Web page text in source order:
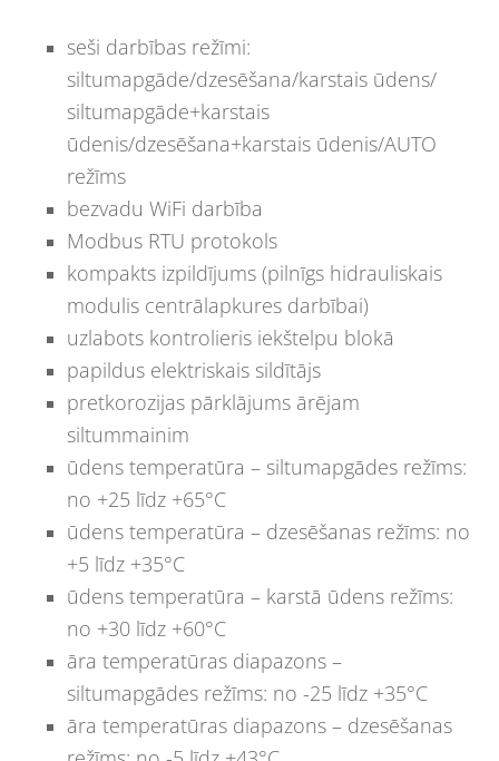
seši darbības režīmi:
siltumapgāde/dzesēšana/karstais ūdens/
siltumapgāde+karstais
ūdenis/dzesēšana+karstais ūdenis/AUTO
režīms
bezvadu WiFi darbība
Modbus RTU protokols
kompakts izpildījums (pilnīgs hidrauliskais
modulis centrālapkures darbībai)
uzlabots kontrolieris iekštelpu blokā
papildus elektriskais sildītājs
pretkorozijas pārklājums ārējam
siltummainim
ūdens temperatūra – siltumapgādes režīms:
no +25 līdz +65°C
ūdens temperatūra – dzesēšanas režīms: no
+5 līdz +35°C
ūdens temperatūra – karstā ūdens režīms:
no +30 līdz +60°C
āra temperatūras diapazons –
siltumapgādes režīms: no -25 līdz +35°C
āra temperatūras diapazons – dzesēšanas